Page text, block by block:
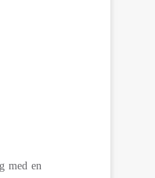
med en